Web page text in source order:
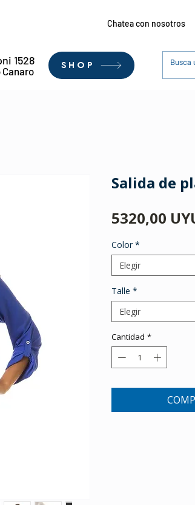
1528
Chatea con nosotros
SHOP
Salida de
5320,00
Color *
Elegir
Talle *
Elegir
Cantidad *